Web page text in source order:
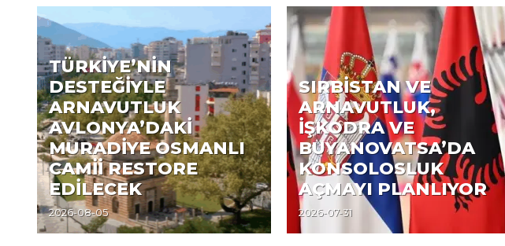
TÜRKİYE’NİN
DESTEĞİYLE
ARNAVUTLUK
AVLONYA’DAKİ
MURADİYE OSMANLI
CAMİİ RESTORE
EDİLECEK
2026-08-05
SIRBİSTAN VE
ARNAVUTLUK,
İŞKODRA VE
BUYANOVATSA’DA
KONSOLOSLUK
AÇMAYI PLANLIYOR
2026-07-31